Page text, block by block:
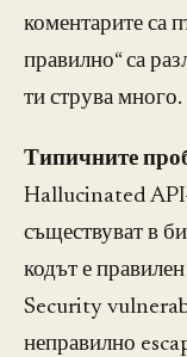
коментарите са
правилно“ са
ти струва много.
Типичните
Hallucinated
съществуват в
кодът е
Security
неправилно